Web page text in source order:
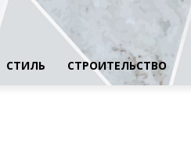
СТИЛЬ СТРОИТЕЛЬСТВО